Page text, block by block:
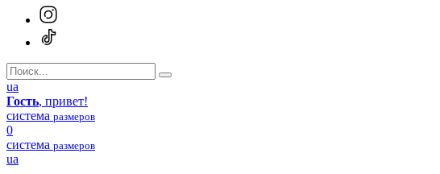
ua
Гость, привет!
система размеров
0
система размеров
ua